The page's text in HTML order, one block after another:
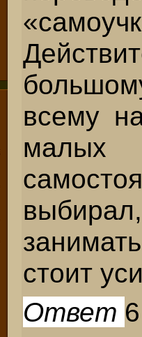
всему
стоит
Ответ 6